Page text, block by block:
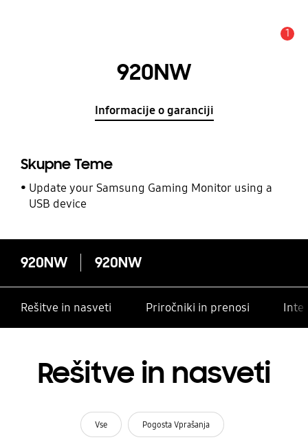
1
920NW
Informacije o garanciji
Skupne Teme
Update your Samsung Gaming Monitor using a
USB device
920NW 920NW
Rešitve in nasveti Priročniki in prenosi
Rešitve in nasveti
Vse Pogosta Vprašanja